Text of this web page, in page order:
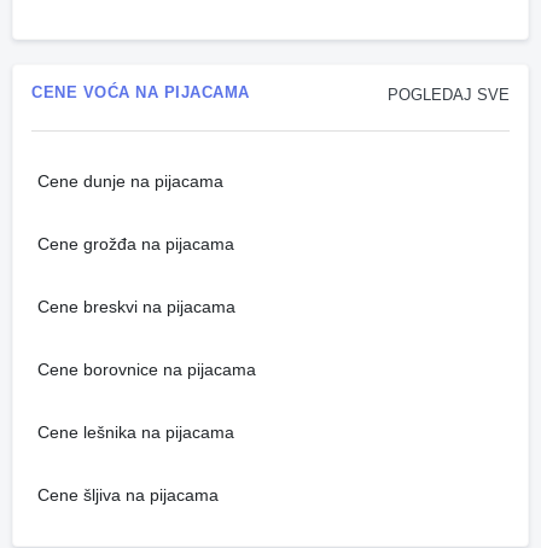
POGLEDAJ SVE
CENE VOĆA NA PIJACAMA
Cene dunje na pijacama
Cene grožđa na pijacama
Cene breskvi na pijacama
Cene borovnice na pijacama
Cene lešnika na pijacama
Cene šljiva na pijacama